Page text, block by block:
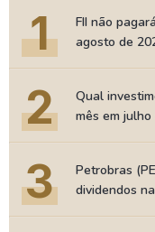
1
FII não
agosto de
2
Qual
mês em julho
3
Petrobras
dividendos